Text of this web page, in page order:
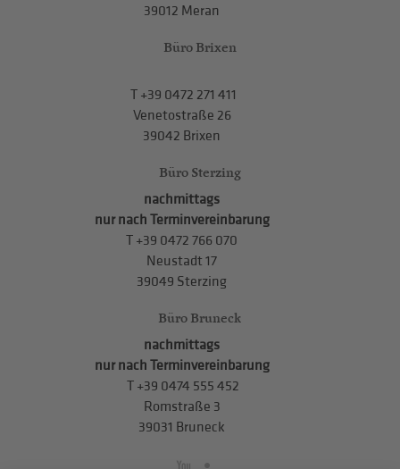
39012 Meran
Büro Brixen
T+39 0472 271 411
Venetostraße 26
39042 Brixen
Büro Sterzing
nachmittags
nur nach Terminvereinbarung
T +39 0472 766 070
Neustadt 17
39049 Sterzing
Büro Bruneck
nachmittags
nur nach Terminvereinbarung
T +39 0474 555 452
Romstraße 3
39031 Bruneck